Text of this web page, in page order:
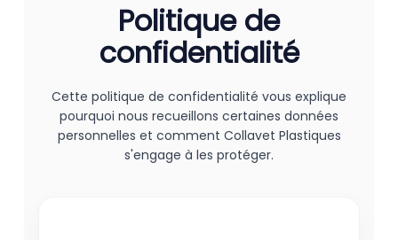
Politique de
confidentialité
Cette politique de confidentialité vous explique
pourquoi nous recueillons certaines données
personnelles et comment Collavet Plastiques
s'engage à les protéger.